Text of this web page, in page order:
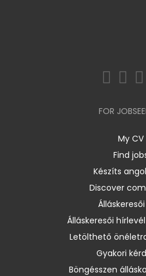
FOR
My CV
Find
Készíts
Discover
Álláskeresői
Letölthető
Gyakori
Böngésszen